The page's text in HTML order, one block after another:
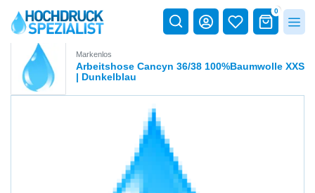
0
Markenlos
Arbeitshose Cancyn 36/38 100%Baumwolle XXS
| Dunkelblau